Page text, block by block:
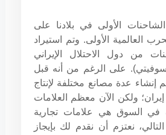
الأولى في بلادنا على
العالمية الأولى. وتم استيراد
من دول الاحتلال الإيراني
السوفيتي). على الرغم من أنه قبل
تم إنشاء عدة مصانع مختلفة لإنتاج
ولكن الآن معظم العلامات
في السوق هي علامات تجارية
نعتزم أن نقدم لك بإيجاز